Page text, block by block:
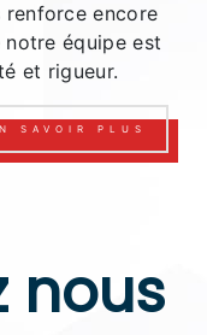
encore
équipe est
et rigueur.
SAVOIR PLUS
nous